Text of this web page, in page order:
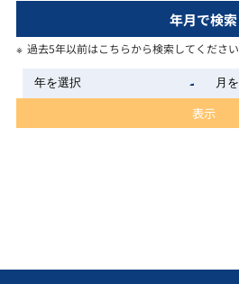
年月で検索
過去5年以前はこちらから検索してください
表示